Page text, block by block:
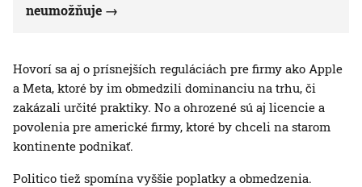
neumožňuje
Hovorí sa aj o prísnejších reguláciách pre firmy ako Apple
a Meta, ktoré by im obmedzili dominanciu na trhu, či
zakázali určité praktiky. No a ohrozené sú aj licencie a
povolenia pre americké firmy, ktoré by chceli na starom
kontinente podnikať.
Politico tiež spomína vyššie poplatky a obmedzenia.